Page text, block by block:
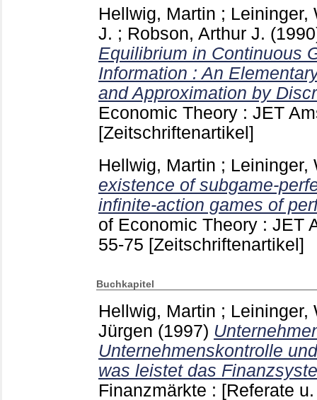
Hellwig, Martin ; Leininger,
J. ; Robson, Arthur J.
Equilibrium in Continuous
Information : An
and Approximation by
Economic Theory : JET
[Zeitschriftenartikel]
Hellwig, Martin ; Leininger,
existence of subgame-
infinite-action games of
of Economic Theory : JET
55-75 [Zeitschriftenartikel]
Buchkapitel
Hellwig, Martin ; Leininger,
Jürgen (1997)
Unternehmenskontrolle
was leistet das
Finanzmärkte : [Referate